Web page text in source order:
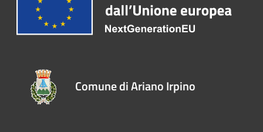
Comune di Ariano Irpino